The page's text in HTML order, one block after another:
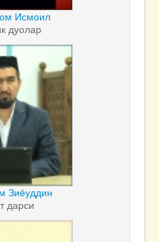
Исмоил
дуолар
Зиёуддин
дарси